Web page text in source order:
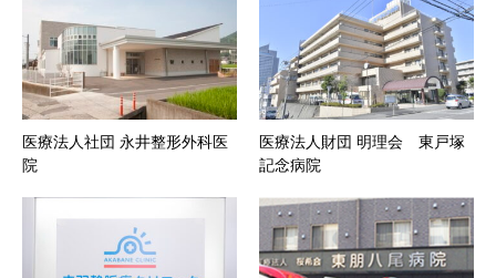
医療法人社団 永井整形外科医
院
医療法人財団 明理会 東戸塚
記念病院